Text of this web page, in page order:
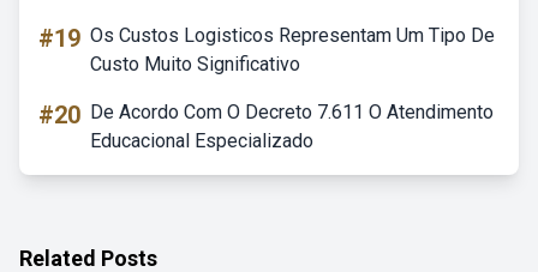
#19 Os Custos Logisticos Representam Um Tipo De
Custo Muito Significativo
#20 De Acordo Com O Decreto 7.611 O Atendimento
Educacional Especializado
Related Posts